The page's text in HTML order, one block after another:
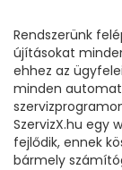
Rendszerünk
újításokat
ehhez az
minden
SzervizX.hu egy
fejlődik, ennek
bármely